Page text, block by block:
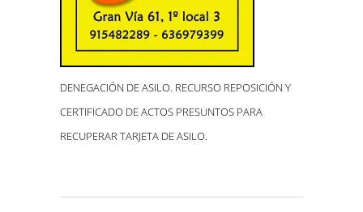
DENEGACIÓN DE ASILO. RECURSO REPOSICIÓN Y
CERTIFICADO DE ACTOS PRESUNTOS PARA
RECUPERAR TARJETA DE ASILO.